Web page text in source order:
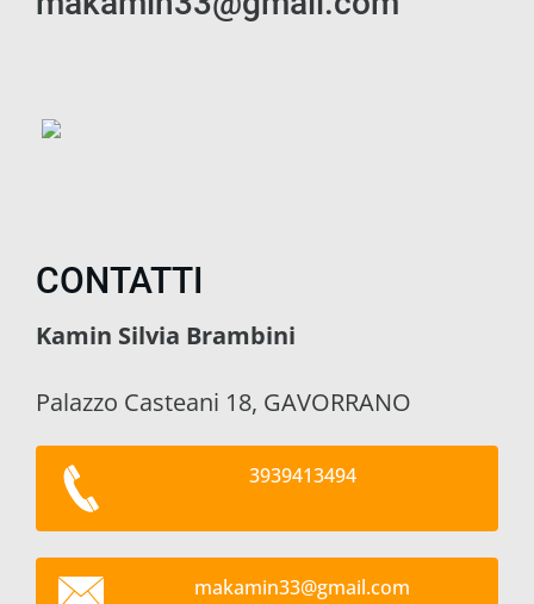
CONTATTI
Kamin Silvia Brambini
Palazzo Casteani 18, GAVORRANO
3939413494
makamin33@gmail.com